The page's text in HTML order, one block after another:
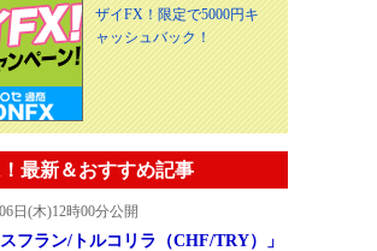
ザイFX！限定で5000円キ
ャッシュバック！
最新＆おすすめ記事
日(木)12時00分公開
フラン/トルコリラ（CHF/TRY）」